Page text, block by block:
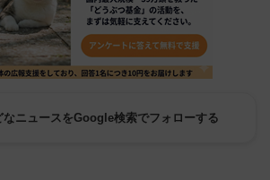
なニュースをGoogle検索でフォローする